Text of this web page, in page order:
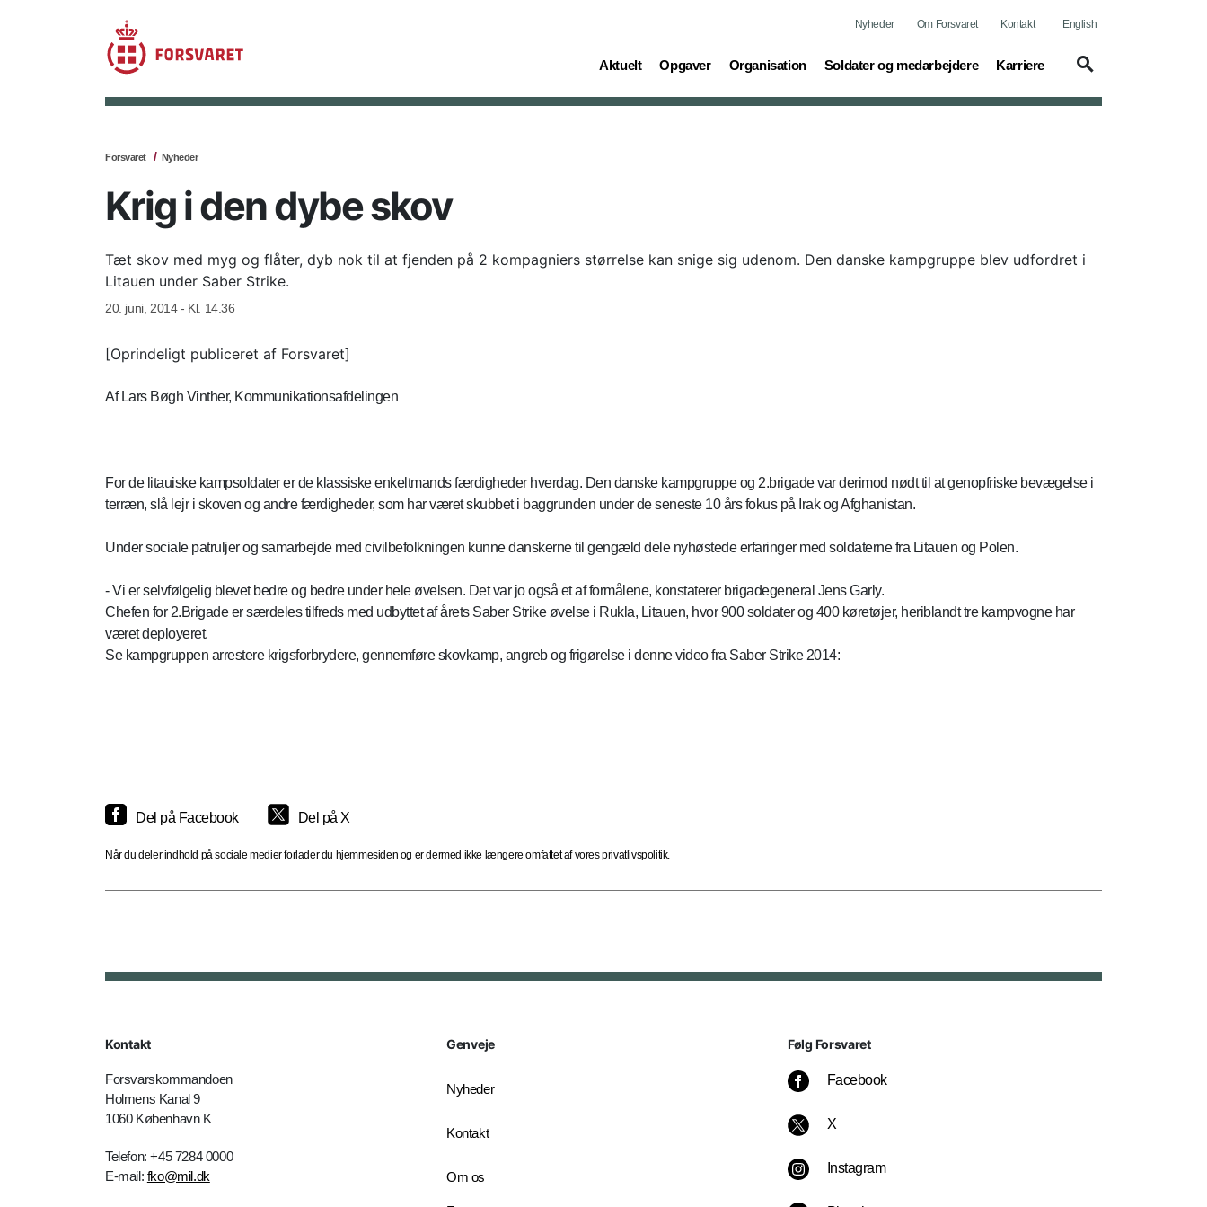
Nyheder Om Forsvaret Kontakt English
Aktuelt
(current) Opgaver
(current) Organisation
(current) Soldater og medarbejdere
(current) Karriere
(current)
Forsvaret Nyheder
Krig i den dybe skov
Tæt skov med myg og flåter, dyb nok til at fjenden på 2 kompagniers størrelse kan snige sig udenom. Den danske kampgruppe blev udfordret i
Litauen under Saber Strike.
20. juni, 2014 - Kl. 14.36
[Oprindeligt publiceret af Forsvaret]
Af Lars Bøgh Vinther, Kommunikationsafdelingen
For de litauiske kampsoldater er de klassiske enkeltmands færdigheder hverdag. Den danske kampgruppe og 2.brigade var derimod nødt til at genopfriske bevægelse i
terræn, slå lejr i skoven og andre færdigheder, som har været skubbet i baggrunden under de seneste 10 års fokus på Irak og Afghanistan.
Under sociale patruljer og samarbejde med civilbefolkningen kunne danskerne til gengæld dele nyhøstede erfaringer med soldaterne fra Litauen og Polen.
- Vi er selvfølgelig blevet bedre og bedre under hele øvelsen. Det var jo også et af formålene, konstaterer brigadegeneral Jens Garly.
Chefen for 2.Brigade er særdeles tilfreds med udbyttet af årets Saber Strike øvelse i Rukla, Litauen, hvor 900 soldater og 400 køretøjer, heriblandt tre kampvogne har
været deployeret.
Se kampgruppen arrestere krigsforbrydere, gennemføre skovkamp, angreb og frigørelse i denne video fra Saber Strike 2014:
Del på Facebook Del på X
Når du deler indhold på sociale medier forlader du hjemmesiden og er dermed ikke længere omfattet af vores privatlivspolitik.
Kontakt
Forsvarskommandoen
Holmens Kanal 9
1060 København K
Telefon: +45 7284 0000
E-mail: fko@mil.dk
Genveje
Nyheder
Kontakt
Om os
Følg Forsvaret
Facebook
X
Instagram